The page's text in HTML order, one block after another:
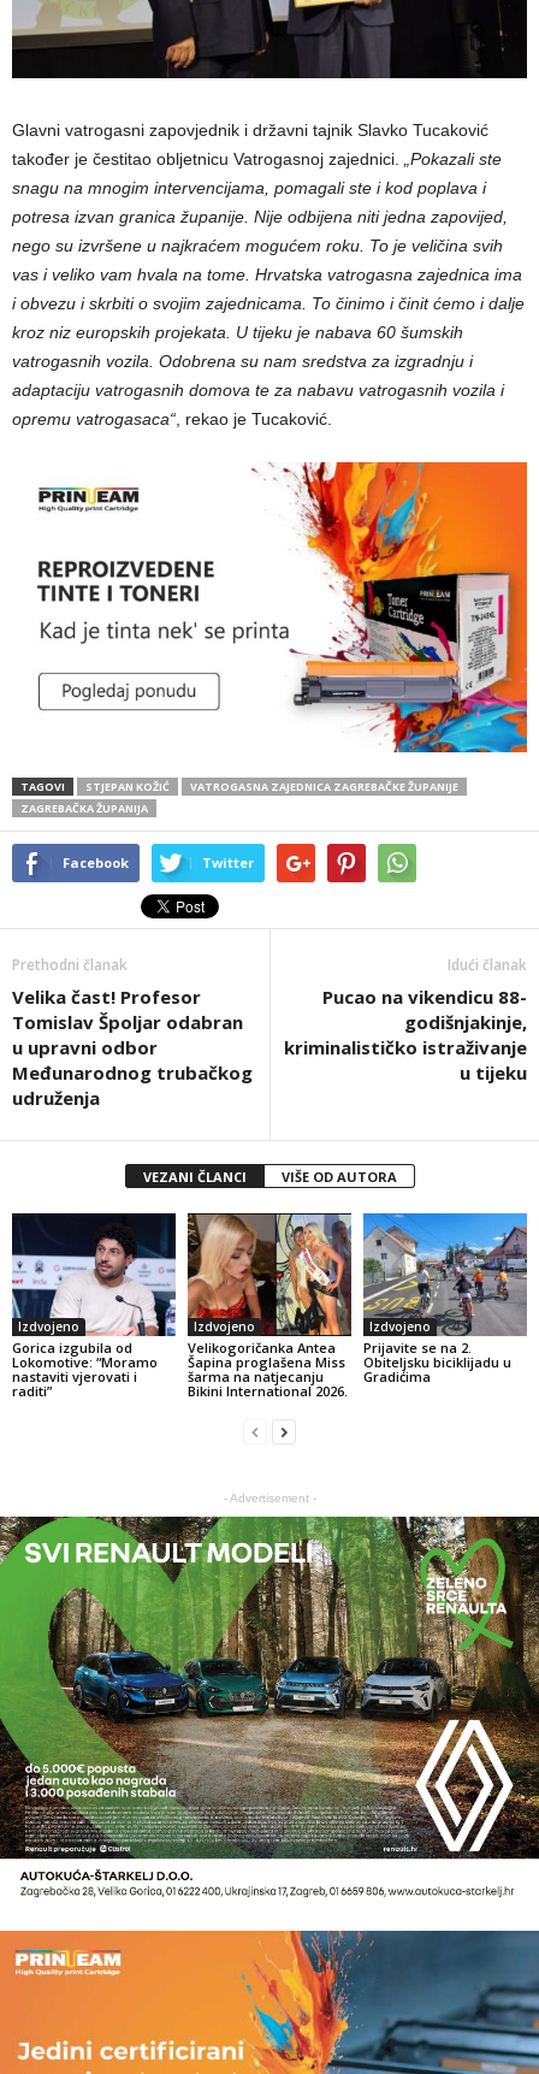
Glavni vatrogasni zapovjednik i državni tajnik Slavko Tucaković
također je čestitao obljetnicu Vatrogasnoj zajednici. „Pokazali ste
snagu na mnogim intervencijama, pomagali ste i kod poplava i
potresa izvan granica županije. Nije odbijena niti jedna zapovijed,
nego su izvršene u najkraćem mogućem roku. To je veličina svih
vas i veliko vam hvala na tome. Hrvatska vatrogasna zajednica ima
i obvezu i skrbiti o svojim zajednicama. To činimo i činit ćemo i dalje
kroz niz europskih projekata. U tijeku je nabava 60 šumskih
vatrogasnih vozila. Odobrena su nam sredstva za izgradnju i
adaptaciju vatrogasnih domova te za nabavu vatrogasnih vozila i
opremu vatrogasaca“, rekao je Tucaković.
TAGOVI STJEPAN KOŽIĆ
VATROGASNA ZAJEDNICA ZAGREBAČKE ŽUPANIJE
ZAGREBAČKA ŽUPANIJA
Facebook Twitter
Prethodni članak
Velika čast! Profesor
Tomislav Špoljar odabran
u upravni odbor
Međunarodnog trubačkog
udruženja
Idući članak
Pucao na vikendicu 88-
godišnjakinje,
kriminalističko istraživanje
u tijeku
VEZANI ČLANCI VIŠE OD AUTORA
Izdvojeno
Gorica izgubila od
Lokomotive: “Moramo
nastaviti vjerovati i
raditi”
Izdvojeno
Velikogoričanka Antea
Šapina proglašena Miss
šarma na natjecanju
Bikini International 2026.
Izdvojeno
Prijavite se na 2.
Obiteljsku biciklijadu u
Gradićima
- Advertisement -